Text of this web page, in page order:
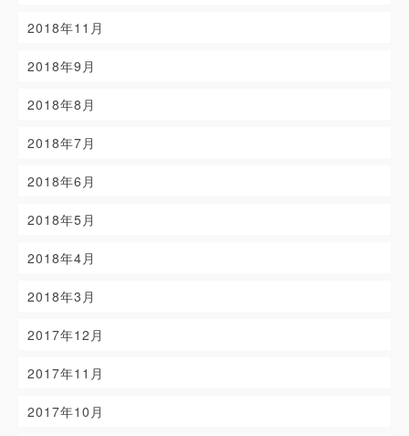
2018年11月
2018年9月
2018年8月
2018年7月
2018年6月
2018年5月
2018年4月
2018年3月
2017年12月
2017年11月
2017年10月